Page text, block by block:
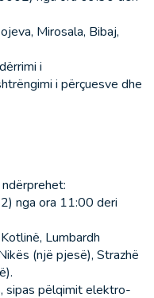
Mirosala, Bibaj,
i
i përçuesve dhe
nga ora 11:00 deri
Lumbardh
(një pjesë), Strazhë
sipas pëlqimit elektro-